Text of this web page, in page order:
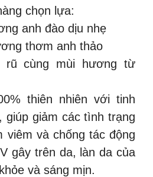
chọn lựa:
anh đào dịu nhẹ
thơm anh thảo
rũ cùng mùi hương từ
thiên nhiên với tinh
giúp giảm các tình trạng
viêm và chống tác động
gây trên da, làn da của
và sáng mịn.